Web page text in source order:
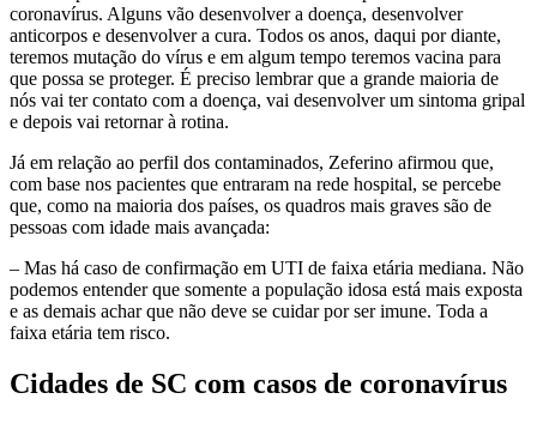
coronavírus. Alguns vão desenvolver a doença, desenvolver
anticorpos e desenvolver a cura. Todos os anos, daqui por diante,
teremos mutação do vírus e em algum tempo teremos vacina para
que possa se proteger. É preciso lembrar que a grande maioria de
nós vai ter contato com a doença, vai desenvolver um sintoma gripal
e depois vai retornar à rotina.
Já em relação ao perfil dos contaminados, Zeferino afirmou que,
com base nos pacientes que entraram na rede hospital, se percebe
que, como na maioria dos países, os quadros mais graves são de
pessoas com idade mais avançada:
– Mas há caso de confirmação em UTI de faixa etária mediana. Não
podemos entender que somente a população idosa está mais exposta
e as demais achar que não deve se cuidar por ser imune. Toda a
faixa etária tem risco.
Cidades de SC com casos de coronavírus